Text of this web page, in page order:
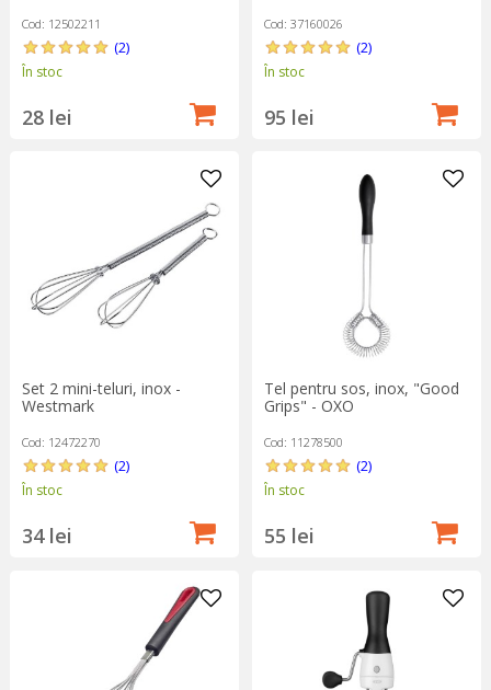
Cod: 12502211
(2)
În stoc
28 lei
Cod: 37160026
(2)
În stoc
95 lei
Set 2 mini-teluri, inox -
Westmark
Cod: 12472270
(2)
În stoc
34 lei
Tel pentru sos, inox, "Good
Grips" - OXO
Cod: 11278500
(2)
În stoc
55 lei